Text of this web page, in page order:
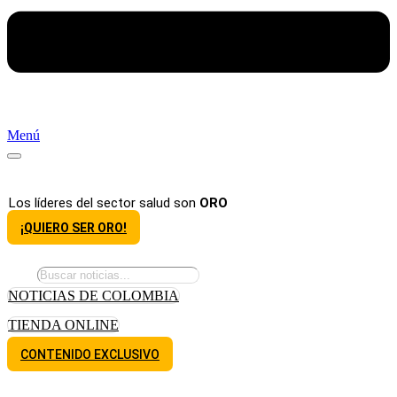
Menú
Los líderes del sector salud son ORO
¡QUIERO SER ORO!
NOTICIAS DE COLOMBIA
TIENDA ONLINE
CONTENIDO EXCLUSIVO